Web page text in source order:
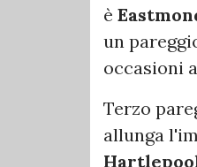
è
un
occasioni
Terzo
allunga